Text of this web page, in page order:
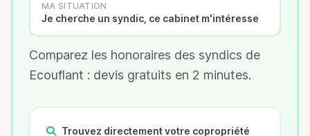
MA SITUATION
Je cherche un syndic, ce cabinet m'intéresse
Comparez les honoraires des syndics de
Ecouflant : devis gratuits en 2 minutes.
Trouvez directement votre copropriété